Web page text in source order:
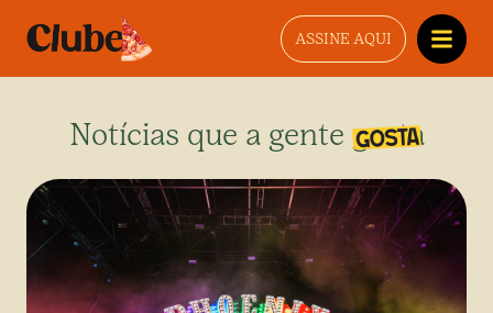
ASSINE AQUI
Notícias que a gente gosta